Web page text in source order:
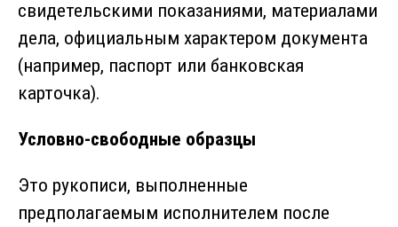
свидетельскими показаниями, материалами
дела, официальным характером документа
(например, паспорт или банковская
карточка).
Условно-свободные образцы
Это рукописи, выполненные
предполагаемым исполнителем после